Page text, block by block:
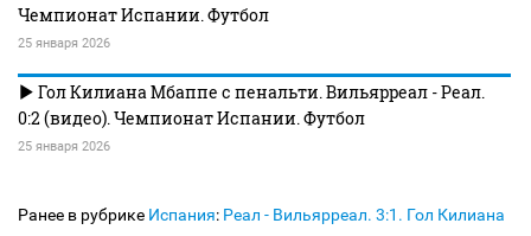
Чемпионат Испании. Футбол
25 января 2026
Гол Килиана Мбаппе с пенальти. Вильярреал - Реал.
0:2 (видео). Чемпионат Испании. Футбол
25 января 2026
Ранее в рубрике Испания: Реал - Вильярреал. 3:1. Гол Килиана